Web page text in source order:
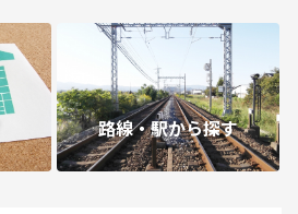
路線・駅から探す